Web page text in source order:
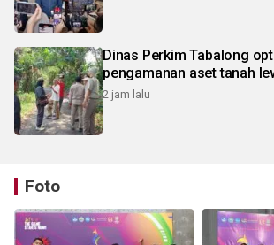
Dinas Perkim Tabalong
pengamanan aset tanah
2 jam lalu
Foto